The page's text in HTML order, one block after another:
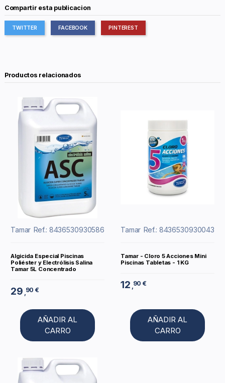
Compartir esta publicacion
TWITTER FACEBOOK PINTEREST
Productos relacionados
Tamar Ref.: 8436530930586
Algicida Especial Piscinas
Poliéster y Electrólisis Salina
Tamar 5L Concentrado
29 ,90 €
AÑADIR AL
CARRO
Tamar Ref.: 8436530930043
Tamar - Cloro 5 Acciones Mini
Piscinas Tabletas - 1 KG
12 ,90 €
AÑADIR AL
CARRO